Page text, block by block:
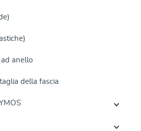
anello
della fascia